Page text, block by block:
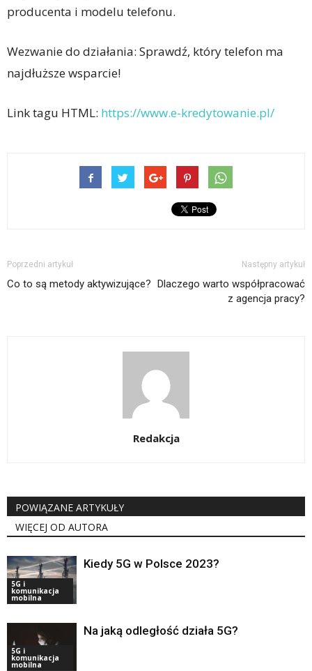
producenta i modelu telefonu.
Wezwanie do działania: Sprawdź, który telefon ma
najdłuższe wsparcie!
Link tagu HTML: https://www.e-kredytowanie.pl/
Poprzedni artykuł
Co to są metody aktywizujące?
Następny artykuł
Dlaczego warto współpracować
z agencja pracy?
Redakcja
POWIĄZANE ARTYKUŁY
WIĘCEJ OD AUTORA
5G i
komunikacja
mobilna
Kiedy 5G w Polsce 2023?
5G i
komunikacja
mobilna
Na jaką odległość działa 5G?